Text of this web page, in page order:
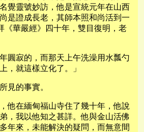
覺靈號妙訪，他是宣統元年在山西
是證成長老，其師本照和尚活到一
《華嚴經》四十年，雙目復明，老
圓寂的，而那天上午洗澡用水瓢勺
，就這樣立化了。」
見的事實。
他在緬甸福山寺住了幾十年，他說
，我以他知之甚詳。他與金山活佛
年來，未能解決的疑問，而無意間